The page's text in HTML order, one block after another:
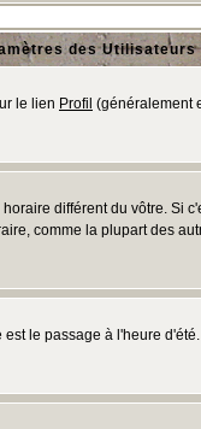
des Utilisateurs
le lien Profil (généralement
différent du vôtre.
comme la plupart des
le passage à l'heure